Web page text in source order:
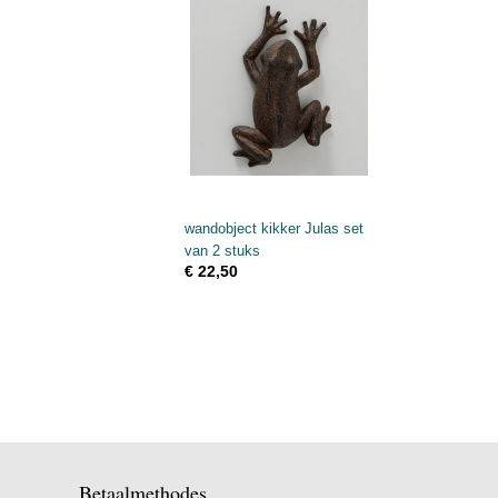
wandobject kikker Julas set
van 2 stuks
€ 22,50
Betaalmethodes